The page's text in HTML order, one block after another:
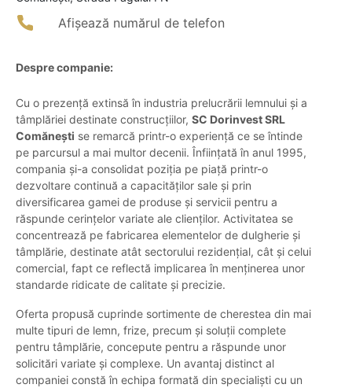
Afișează numărul de telefon
Despre companie:
Cu o prezență extinsă în industria prelucrării lemnului și a
tâmplăriei destinate construcțiilor, SC Dorinvest SRL
Comănești se remarcă printr-o experiență ce se întinde
pe parcursul a mai multor decenii. Înființată în anul 1995,
compania și-a consolidat poziția pe piață printr-o
dezvoltare continuă a capacităților sale și prin
diversificarea gamei de produse și servicii pentru a
răspunde cerințelor variate ale clienților. Activitatea se
concentrează pe fabricarea elementelor de dulgherie și
tâmplărie, destinate atât sectorului rezidențial, cât și celui
comercial, fapt ce reflectă implicarea în menținerea unor
standarde ridicate de calitate și precizie.
Oferta propusă cuprinde sortimente de cherestea din mai
multe tipuri de lemn, frize, precum și soluții complete
pentru tâmplărie, concepute pentru a răspunde unor
solicitări variate și complexe. Un avantaj distinct al
companiei constă în echipa formată din specialiști cu un